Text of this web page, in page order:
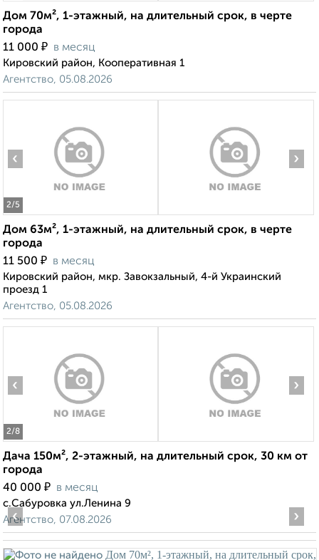
Дом 70м², 1-этажный, на длительный срок, в черте
города
11 000 ₽ в месяц
Кировский район, Кооперативная 1
Агентство, 05.08.2026
2/5
‹ ›
Дом 63м², 1-этажный, на длительный срок, в черте
города
11 500 ₽ в месяц
Кировский район, мкр. Завокзальный, 4-й Украинский
проезд 1
Агентство, 05.08.2026
2/8
‹ ›
Дача 150м², 2-этажный, на длительный срок, 30 км от
города
40 000 ₽ в месяц
с.Сабуровка ул.Ленина 9
Агентство, 07.08.2026
‹ ›